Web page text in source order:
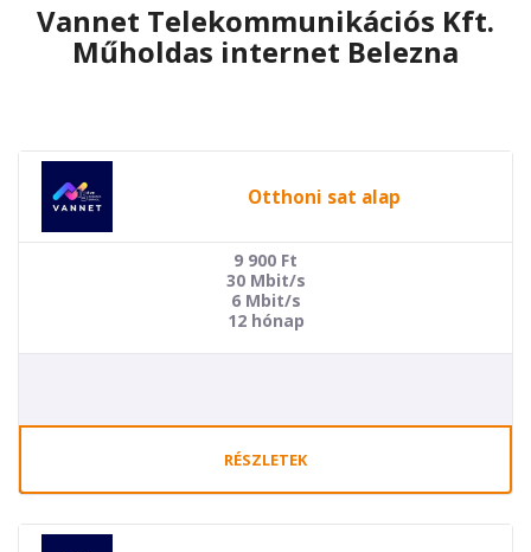
Vannet Telekommunikációs Kft.
Műholdas internet Belezna
Otthoni sat alap
9 900 Ft
30 Mbit/s
6 Mbit/s
12 hónap
RÉSZLETEK